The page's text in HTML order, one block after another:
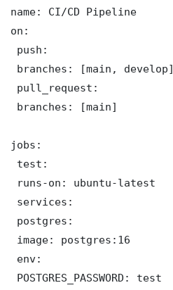
name: CI/CD Pipeline
on:
push:
branches: [main, develop]
pull_request:
branches: [main]
jobs:
test:
runs-on: ubuntu-latest
services:
postgres:
image: postgres:16
env:
POSTGRES_PASSWORD: test